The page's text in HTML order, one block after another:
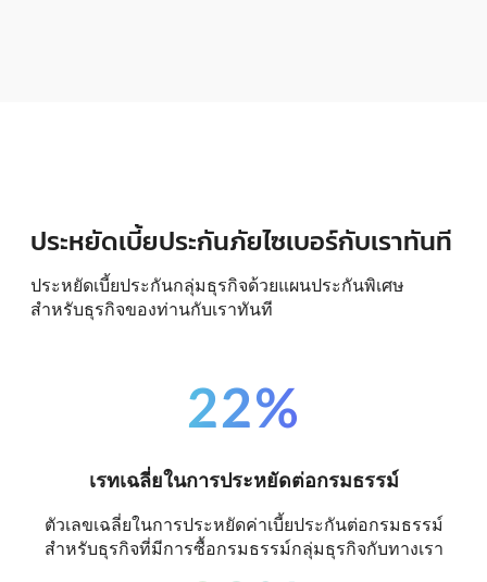
ประหยัดเบี้ยประกันภัยไซเบอร์กับเราทันที
ประหยัดเบี้ยประกันกลุ่มธุรกิจด้วยแผนประกันพิเศษ
สำหรับธุรกิจของท่านกับเราทันที
22%
เรทเฉลี่ยในการประหยัดต่อกรมธรรม์
ตัวเลขเฉลี่ยในการประหยัดค่าเบี้ยประกันต่อกรมธรรม์
สำหรับธุรกิจที่มีการซื้อกรมธรรม์กลุ่มธุรกิจกับทางเรา